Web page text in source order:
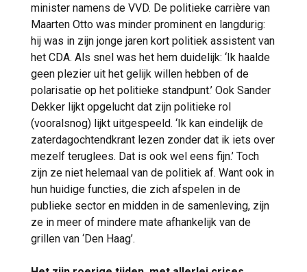
minister namens de VVD. De politieke carrière van
Maarten Otto was minder prominent en langdurig:
hij was in zijn jonge jaren kort politiek assistent van
het CDA. Als snel was het hem duidelijk: ‘Ik haalde
geen plezier uit het gelijk willen hebben of de
polarisatie op het politieke standpunt.’ Ook Sander
Dekker lijkt opgelucht dat zijn politieke rol
(vooralsnog) lijkt uitgespeeld. ‘Ik kan eindelijk de
zaterdagochtendkrant lezen zonder dat ik iets over
mezelf teruglees. Dat is ook wel eens fijn.’ Toch
zijn ze niet helemaal van de politiek af. Want ook in
hun huidige functies, die zich afspelen in de
publieke sector en midden in de samenleving, zijn
ze in meer of mindere mate afhankelijk van de
grillen van ‘Den Haag’.